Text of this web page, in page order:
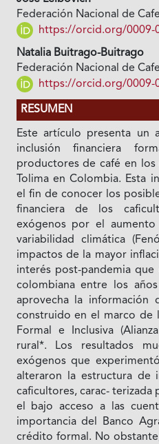
Federación Nacional de
https://orcid.org/0009-
Natalia Buitrago-Buitrago
Federación Nacional de
https://orcid.org/0009-
RESUMEN
Este artículo presenta un
inclusión financiera
productores de café en
Tolima en Colombia. Esta
el fin de conocer los
financiera de los
exógenos por el
variabilidad climática
impactos de la mayor
interés post-pandemia
colombiana entre los
aprovecha la información
construido en el marco de
Formal e Inclusiva
rural*. Los resultados
exógenos que
alteraron la estructura de
caficultores, carac-
el bajo acceso a las
importancia del Banco
crédito formal. No